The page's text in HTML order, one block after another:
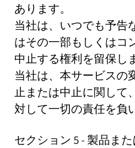
あります。
当社は、いつでも予告
はその一部もしくはコ
中止する権利を留保し
当社は、本サービスの
止または中止に関して
対して一切の責任を負
セクション 5 - 製品ま